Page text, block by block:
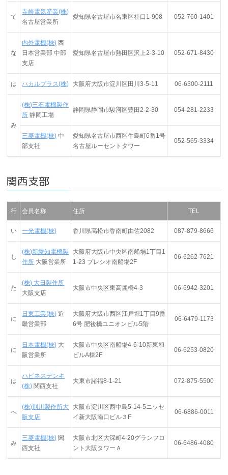
て
寺崎電気産業(株)
名古屋営業所
愛知県名古屋市名東区社口1-908 052-760-1401
な
内外電機(株) 西
日本営業部 中部
支店
愛知県名古屋市熱田区沢上2-3-10 052-671-8430
は ハカルプラス(株) 大阪府大阪市淀川区田川3-5-11 06-6300-2111
み
(株)三石電機製作
所 静岡工場
静岡県静岡市駿河区豊田2-2-30 054-281-2233
三菱電機(株) 中
部支社
愛知県名古屋市西区牛島町6番1号
名古屋ルーセントタワー
052-565-3334
関西支部
行 会員名称 住所 TEL
い 一光電機(株) 香川県高松市香南町由佐2082 087-879-8666
し
(株)新愛知電機製
作所 大阪営業所
大阪府大阪市中央区南船場1丁目1
1-23 プレシオ南船場2F
06-6262-7621
た
(株) 大日製作所
大阪支店
大阪市中央区東高麗橋4-3 06-6942-3201
に
日東工業(株) 近
畿営業部
大阪府大阪市西区江戸堀1丁目9番
6号 肥後橋ユニオンビル5階
06-6479-1173
に
日本電機(株) 大
阪営業所
大阪市中央区南船場4-6-10新東和
ビルA棟2F
06-6253-0820
は
ハピネスデンキ
(株) 関西支社
大東市諸福8-1-21 072-875-5500
へ
(株)別川製作所大
阪支店
大阪市淀川区西中島5-14-5ニッセ
イ新大阪南口ビル３F
06-6886-0011
み
三菱電機(株) 関
西支社
大阪市北区大深町4-20グランフロ
ント大阪タワーＡ
06-6486-4080